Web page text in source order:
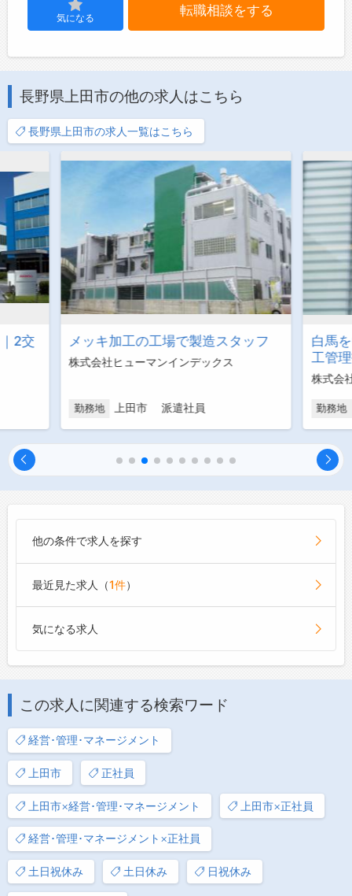
気になる 転職相談をする
長野県上田市の他の求人はこちら
長野県上田市の求人一覧はこちら
2交 メッキ加工の工場で製造スタッフ
株式会社ヒューマンインデックス
勤務地 上田市 派遣社員
白馬
工管
株式会
勤務地
他の条件で求人を探す
最近見た求人（1件）
気になる求人
この求人に関連する検索ワード
経営･管理･マネージメント
上田市 正社員
上田市×経営･管理･マネージメント 上田市×正社員
経営･管理･マネージメント×正社員
土日祝休み 土日休み 日祝休み